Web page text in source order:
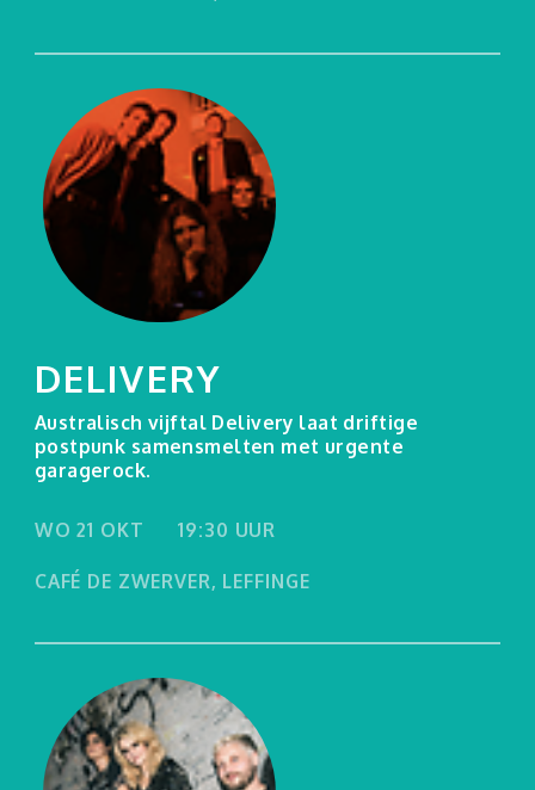
DELIVERY
Australisch vijftal Delivery laat driftige
postpunk samensmelten met urgente
garagerock.
WO 21 OKT 19:30 UUR
CAFÉ DE ZWERVER, LEFFINGE